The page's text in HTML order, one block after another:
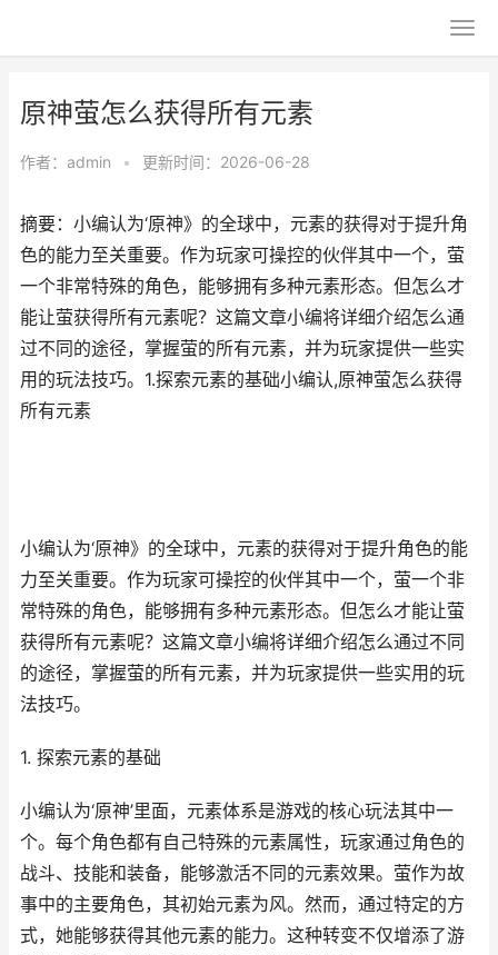
原神萤怎么获得所有元素
作者： admin • 更新时间：2026-06-28
摘要：小编认为‘原神》的全球中，元素的获得对于提升角
色的能力至关重要。作为玩家可操控的伙伴其中一个，萤
一个非常特殊的角色，能够拥有多种元素形态。但怎么才
能让萤获得所有元素呢？这篇文章小编将详细介绍怎么通
过不同的途径，掌握萤的所有元素，并为玩家提供一些实
用的玩法技巧。1.探索元素的基础小编认,原神萤怎么获得
所有元素
小编认为‘原神》的全球中，元素的获得对于提升角色的能
力至关重要。作为玩家可操控的伙伴其中一个，萤一个非
常特殊的角色，能够拥有多种元素形态。但怎么才能让萤
获得所有元素呢？这篇文章小编将详细介绍怎么通过不同
的途径，掌握萤的所有元素，并为玩家提供一些实用的玩
法技巧。
1. 探索元素的基础
小编认为‘原神’里面，元素体系是游戏的核心玩法其中一
个。每个角色都有自己特殊的元素属性，玩家通过角色的
战斗、技能和装备，能够激活不同的元素效果。萤作为故
事中的主要角色，其初始元素为风。然而，通过特定的方
式，她能够获得其他元素的能力。这种转变不仅增添了游